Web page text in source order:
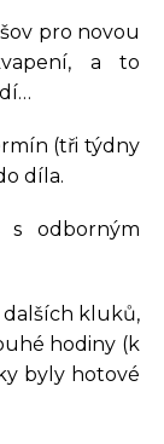
pro novou
a to
(tři týdny
díla.
s odborným
dalších kluků,
hodiny (k
byly hotové